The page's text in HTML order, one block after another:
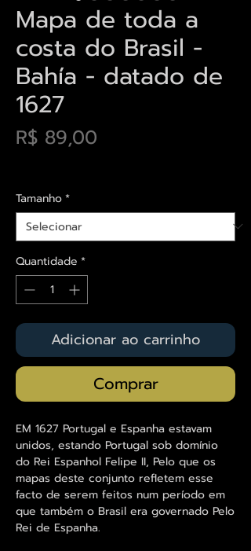
Mapa de toda a
costa do Brasil -
Bahía - datado de
1627
R$ 89,00
Tamanho*
Quantidade *
Adicionar ao carrinho
Comprar
EM 1627 Portugal e Espanha estavam
unidos, estando Portugal sob domínio
do Rei Espanhol Felipe II, Pelo que os
mapas deste conjunto refletem esse
facto de serem feitos num período em
que também o Brasil era governado Pelo
Rei de Espanha.